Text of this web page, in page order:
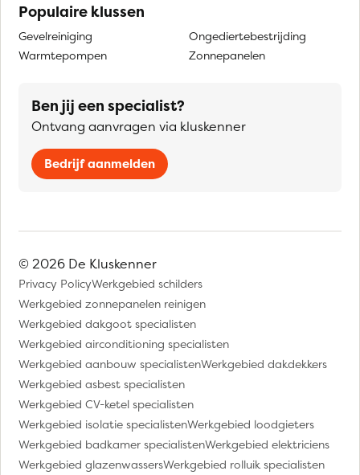
Populaire klussen
Gevelreiniging
Warmtepompen
Ongediertebestrijding
Zonnepanelen
Ben jij een specialist?
Ontvang aanvragen via kluskenner
Bedrijf aanmelden
© 2026 De Kluskenner
Privacy PolicyWerkgebied schilders
Werkgebied zonnepanelen reinigen
Werkgebied dakgoot specialisten
Werkgebied airconditioning specialisten
Werkgebied aanbouw specialistenWerkgebied dakdekkers
Werkgebied asbest specialisten
Werkgebied CV-ketel specialisten
Werkgebied isolatie specialistenWerkgebied loodgieters
Werkgebied badkamer specialistenWerkgebied elektriciens
Werkgebied glazenwassersWerkgebied rolluik specialisten